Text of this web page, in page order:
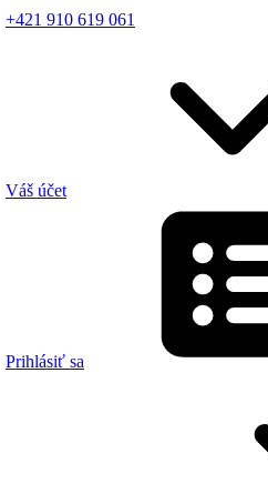
+421 910 619 061
Váš účet
Prihlásiť sa